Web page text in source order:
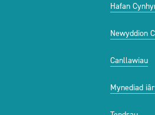
Hafan
Newyddion
Canllawiau
Mynediad